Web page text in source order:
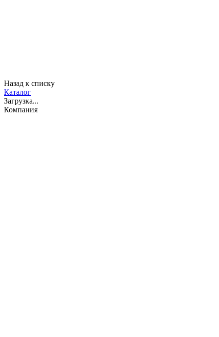
Назад к списку
Каталог
Загрузка...
Компания